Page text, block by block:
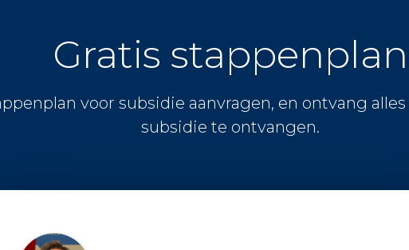
Gratis stappenplan
voor subsidie aanvragen, en ontvang
subsidie te ontvangen.